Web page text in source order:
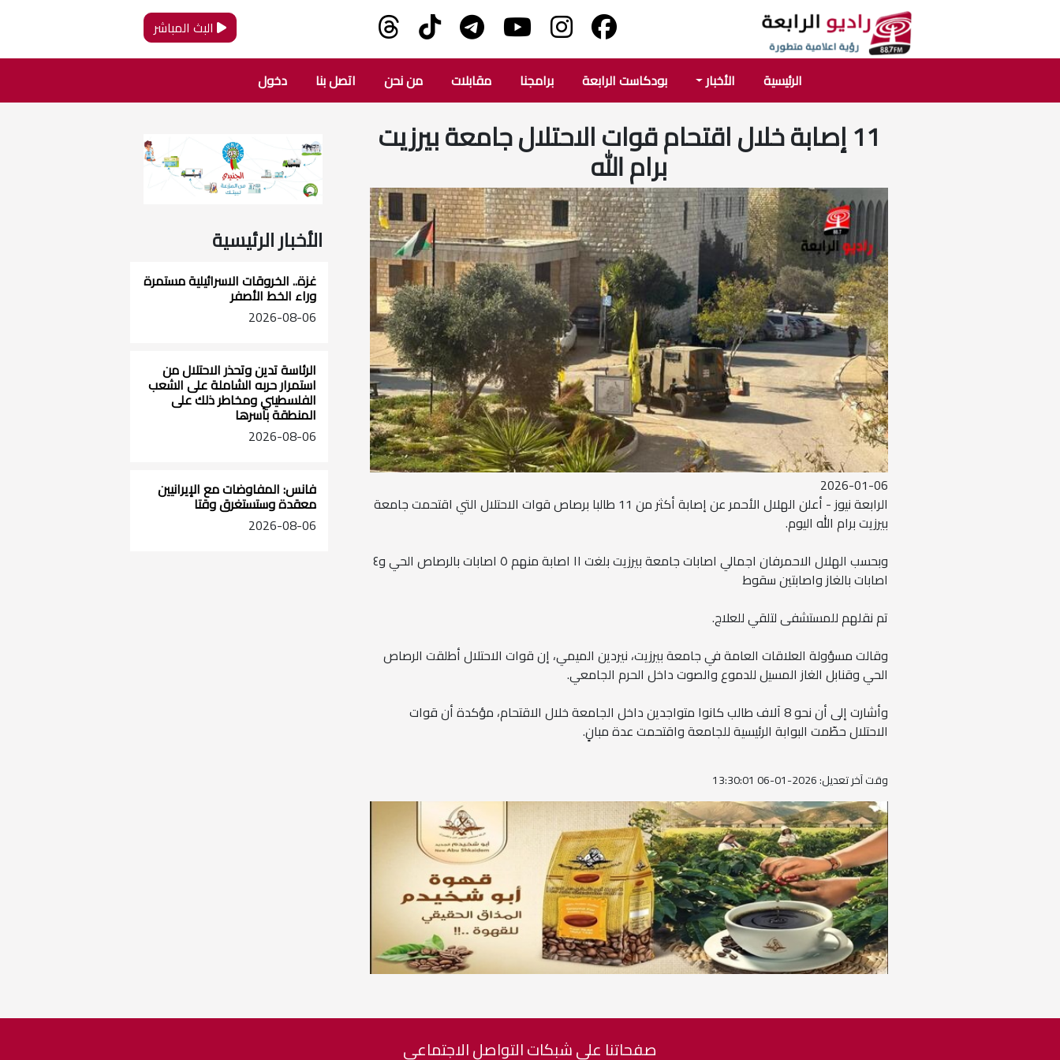
البث المباشر
الرئيسية الأخبار بودكاست الرابعة برامجنا مقابلات من نحن اتصل بنا دخول
11 إصابة خلال اقتحام قوات الاحتلال جامعة بيرزيت
برام الله
2026-01-06
الرابعة نيوز - أعلن الهلال الأحمر عن إصابة أكثر من 11 طالبا برصاص قوات الاحتلال التي اقتحمت جامعة
بيرزيت برام الله اليوم.
وبحسب الهلال الاحمرفان اجمالي اصابات جامعة بيرزيت بلغت ١١ اصابة منهم ٥ اصابات بالرصاص الحي و٤
اصابات بالغاز واصابتين سقوط
تم نقلهم للمستشفى لتلقي للعلاج.
وقالت مسؤولة العلاقات العامة في جامعة بيرزيت، نيردين الميمي، إن قوات الاحتلال أطلقت الرصاص
الحي وقنابل الغاز المسيل للدموع والصوت داخل الحرم الجامعي.
وأشارت إلى أن نحو 8 آلاف طالب كانوا متواجدين داخل الجامعة خلال الاقتحام، مؤكدة أن قوات
الاحتلال حطّمت البوابة الرئيسية للجامعة واقتحمت عدة مبانٍ.
وقت آخر تعديل: 2026-01-06 13:30:01
الأخبار الرئيسية
غزة.. الخروقات الاسرائيلية مستمرة
وراء الخط الأصفر
2026-08-06
الرئاسة تدين وتحذر الاحتلال من
استمرار حربه الشاملة على الشعب
الفلسطيني ومخاطر ذلك على
المنطقة بأسرها
2026-08-06
فانس: المفاوضات مع الإيرانيين
معقدة وستستغرق وقتا
2026-08-06
صفحاتنا على شبكات التواصل الاجتماعي